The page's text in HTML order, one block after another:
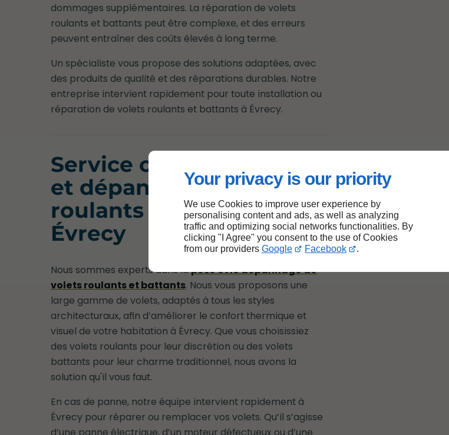
Your privacy is our priority
We use Cookies to improve user experience by
personalising content and ads, as well as analyzing
traffic and optimizing social networks functionalities. By
clicking "I Agree" you consent to the use of Cookies
from our providers Google Facebook .
dommages supplémentaires. La réparation de volets
roulants et battants peut être complexe, et des erreurs
peuvent entraîner des coûts élevés à long terme.
Un spécialiste vous propose des solutions adaptées, avec
des produits de qualité et des réparations durables. Notre
entreprise intervient rapidement pour toute installation ou
réparation de volets roulants et battants à Évrecy.
Service complet de pose
et dépannage de volets
roulants et battants à
Évrecy
Nous sommes experts dans lapose et le dépannage de
volets roulants et battants. Nous vous proposons une
large gamme de volets, adaptés à tous les styles
architecturaux, afin d’améliorer le confort thermique et
visuel de votre habitation à Évrecy. Que vous choisissiez
des volets roulants pour leur discrétion ou des volets
battants pour leur charme traditionnel, nous avons la
solution qu'il vous faut.
En cas de panne, notre équipe intervient rapidement à
Évrecy pour réparer ou remplacer vos volets. Qu’il s’agisse